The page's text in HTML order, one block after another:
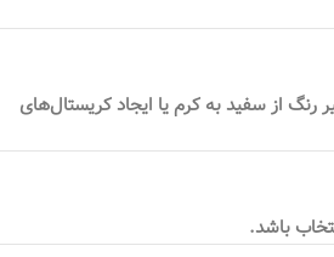
از سفید به کرم یا ایجاد کریستال‌های
باشد.